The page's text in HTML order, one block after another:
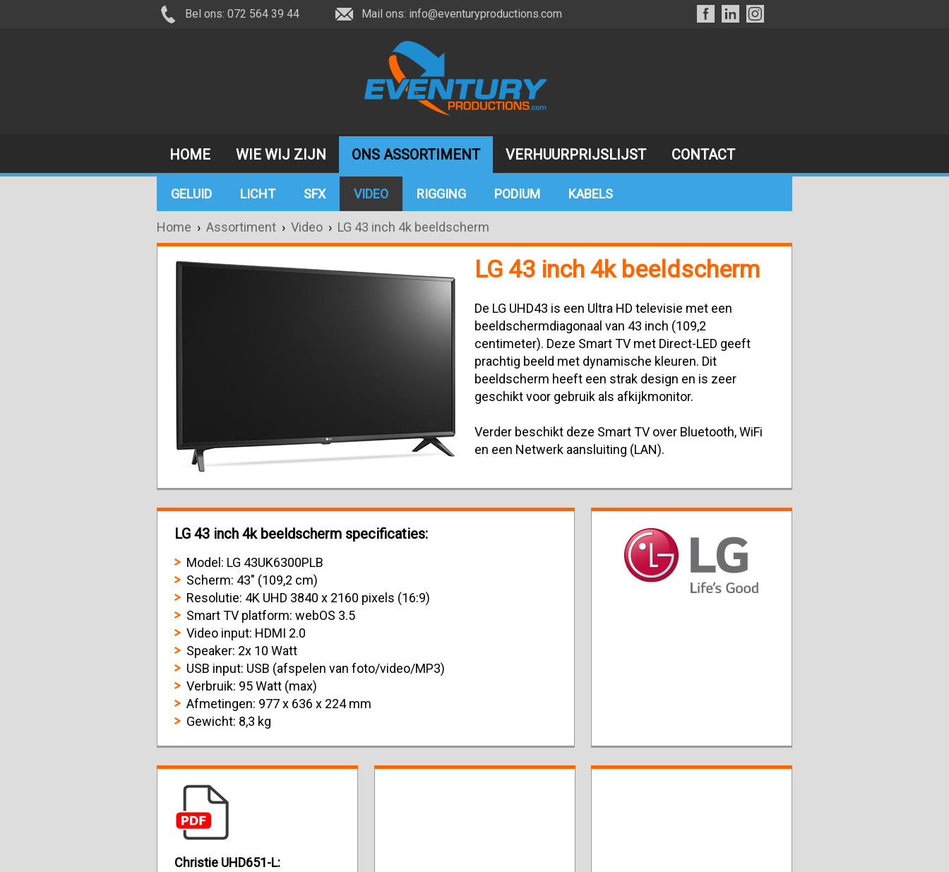
Bel ons: 072 564 39 44 Mail ons: info@eventuryproductions.com
HOME WIE WIJ ZIJN ONS ASSORTIMENT VERHUURPRIJSLIJST CONTACT
GELUID LICHT SFX VIDEO RIGGING PODIUM KABELS
Home › Assortiment › Video › LG 43 inch 4k beeldscherm
LG 43 inch 4k beeldscherm
De LG UHD43 is een Ultra HD televisie met een
beeldschermdiagonaal van 43 inch (109,2
centimeter). Deze Smart TV met Direct-LED geeft
prachtig beeld met dynamische kleuren. Dit
beeldscherm heeft een strak design en is zeer
geschikt voor gebruik als afkijkmonitor.
Verder beschikt deze Smart TV over Bluetooth, WiFi
en een Netwerk aansluiting (LAN).
LG 43 inch 4k beeldscherm specificaties:
Model: LG 43UK6300PLB
Scherm: 43" (109,2 cm)
Resolutie: 4K UHD 3840 x 2160 pixels (16:9)
Smart TV platform: webOS 3.5
Video input: HDMI 2.0
Speaker: 2x 10 Watt
USB input: USB (afspelen van foto/video/MP3)
Verbruik: 95 Watt (max)
Afmetingen: 977 x 636 x 224 mm
Gewicht: 8,3 kg
Christie UHD651-L: